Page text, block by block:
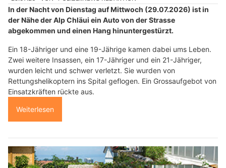
In der Nacht von Dienstag auf Mittwoch (29.07.2026) ist in
der Nähe der Alp Chläui ein Auto von der Strasse
abgekommen und einen Hang hinuntergestürzt.
Ein 18-Jähriger und eine 19-Jährige kamen dabei ums Leben.
Zwei weitere Insassen, ein 17-Jähriger und ein 21-Jähriger,
wurden leicht und schwer verletzt. Sie wurden von
Rettungshelikoptern ins Spital geflogen. Ein Grossaufgebot von
Einsatzkräften rückte aus.
Weiterlesen